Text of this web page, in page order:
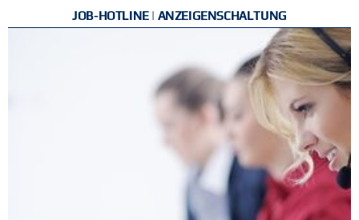
JOB-HOTLINE | ANZEIGENSCHALTUNG